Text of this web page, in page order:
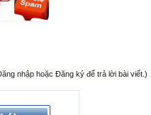
nhập hoặc Đăng ký để trả lời bài viết.)